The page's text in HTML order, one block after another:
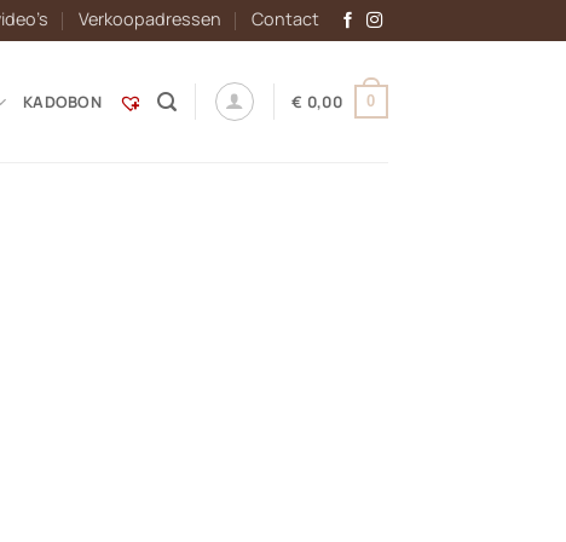
Verkoopadressen Contact
KADOBON € 0,00 0